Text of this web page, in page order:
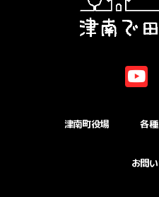
津南町役場 各
お問